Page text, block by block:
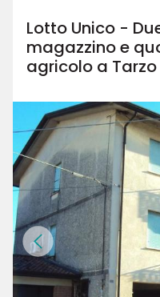
Lotto Unico -
magazzino e
agricolo a